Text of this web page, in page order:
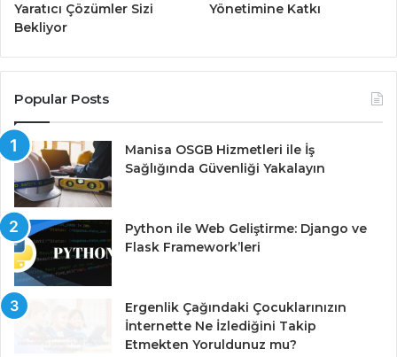
Yaratıcı Çözümler Sizi
Bekliyor
Yönetimine Katkı
Popular Posts
Manisa OSGB Hizmetleri ile İş
Sağlığında Güvenliği Yakalayın
Python ile Web Geliştirme: Django ve
Flask Framework’leri
Ergenlik Çağındaki Çocuklarınızın
İnternette Ne İzlediğini Takip
Etmekten Yoruldunuz mu?